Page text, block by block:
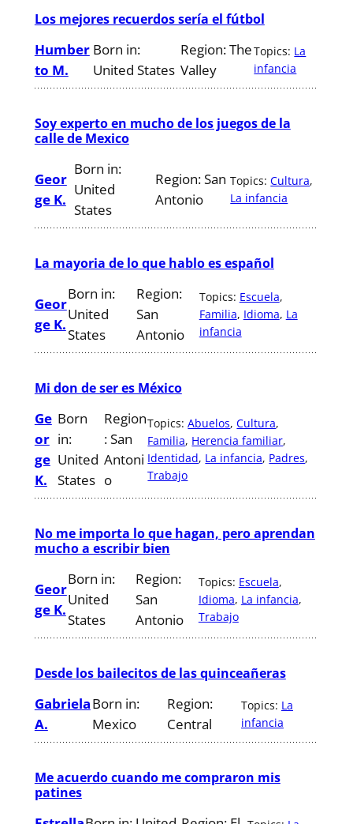
Los mejores recuerdos sería el fútbol
Humber
to M.
Born in:
United States
Region:The
Valley
Topics: La
infancia
Soy experto en mucho de los juegos de la
calle de Mexico
Geor
ge K.
Born in:
United
States
Region:San
Antonio
Topics:Cultura
La infancia
La mayoria de lo que hablo es español
Geor
ge K.
Born in:
United
States
Region:
San
Antonio
Topics: Escuela
Familia, Idioma, La
infancia
Mi don de ser es México
Ge
or
ge
K.
Born
in:
United
States
Region
:San
Antoni
o
Topics:Abuelos, Cultura
Familia, Herencia familiar
Identidad, La infancia, Padres
Trabajo
No me importa lo que hagan, pero aprendan
mucho a escribir bien
Geor
ge K.
Born in:
United
States
Region:
San
Antonio
Topics: Escuela
Idioma, La infancia
Trabajo
Desde los bailecitos de las quinceañeras
Gabriela
A.
Born in:
Mexico
Region:
Central
Topics: La
infancia
Me acuerdo cuando me compraron mis
patines